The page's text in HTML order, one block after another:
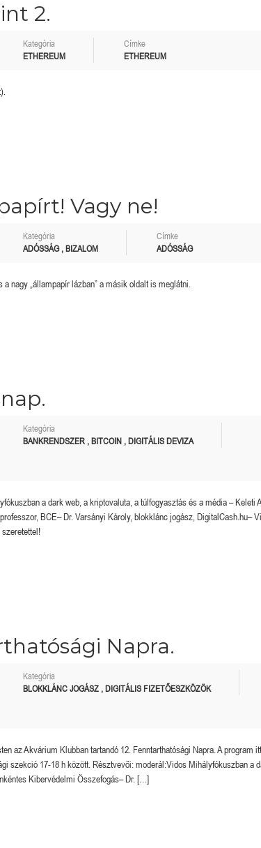
2.
Kategória
ETHEREUM
Címke
ETHEREUM
Vagy ne!
Kategória
ADÓSSÁG, BIZALOM
Címke
ADÓSSÁG
nagy „állampapír lázban” a másik oldalt is meglátni.
Kategória
BANKRENDSZER , BITCOIN , DIGITÁLIS DEVIZA
a dark web, a kriptovaluta, a túlfogyasztás és a média – Keleti
BCE– Dr. Varsányi Károly, blokklánc jogász, DigitalCash.hu–
Napra.
Kategória
BLOKKLÁNC JOGÁSZ , DIGITÁLIS FIZETŐESZKÖZÖK
az Akvárium Klubban tartandó 12. Fenntarthatósági Napra. A program
szekció 17-18 h között. Résztvevői: moderál:Vidos Mihályfókuszban a
Kibervédelmi Összefogás– Dr. […]